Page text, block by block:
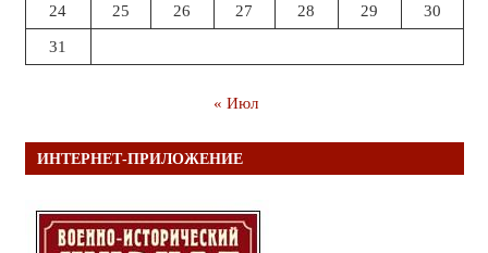
24 25 26 27 28 29 30
31
« Июл
ИНТЕРНЕТ-ПРИЛОЖЕНИЕ